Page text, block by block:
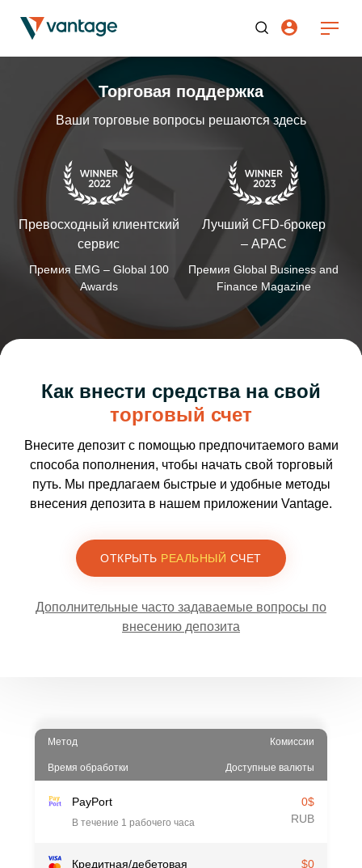
Торговая поддержка
Ваши торговые вопросы решаются здесь
Превосходный клиентский
сервис
Премия EMG – Global 100
Awards
Лучший CFD-брокер
– APAC
Премия Global Business and
Finance Magazine
Как внести средства на свой
торговый счет
Внесите депозит с помощью предпочитаемого вами
способа пополнения, чтобы начать свой торговый
путь. Мы предлагаем быстрые и удобные методы
внесения депозита в нашем приложении Vantage.
ОТКРЫТЬ РЕАЛЬНЫЙ СЧЕТ
Дополнительные часто задаваемые вопросы по
внесению депозита
Метод Комиссии
Время обработки Доступные валюты
PayPort
В течение 1 рабочего часа
0$
RUB
Кредитная/дебетовая
$0